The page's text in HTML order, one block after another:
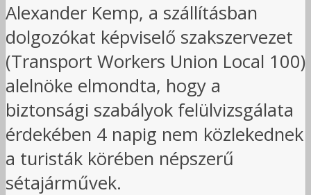
Alexander Kemp, a szállításban
dolgozókat képviselő szakszervezet
(Transport Workers Union Local 100)
alelnöke elmondta, hogy a
biztonsági szabályok felülvizsgálata
érdekében 4 napig nem közlekednek
a turisták körében népszerű
sétajárművek.